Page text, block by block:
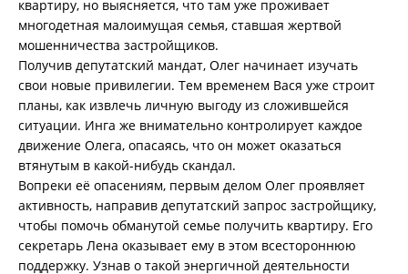
квартиру, но выясняется, что там уже проживает
многодетная малоимущая семья, ставшая жертвой
мошенничества застройщиков.
Получив депутатский мандат, Олег начинает изучать
свои новые привилегии. Тем временем Вася уже строит
планы, как извлечь личную выгоду из сложившейся
ситуации. Инга же внимательно контролирует каждое
движение Олега, опасаясь, что он может оказаться
втянутым в какой-нибудь скандал.
Вопреки её опасениям, первым делом Олег проявляет
активность, направив депутатский запрос застройщику,
чтобы помочь обманутой семье получить квартиру. Его
секретарь Лена оказывает ему в этом всестороннюю
поддержку. Узнав о такой энергичной деятельности